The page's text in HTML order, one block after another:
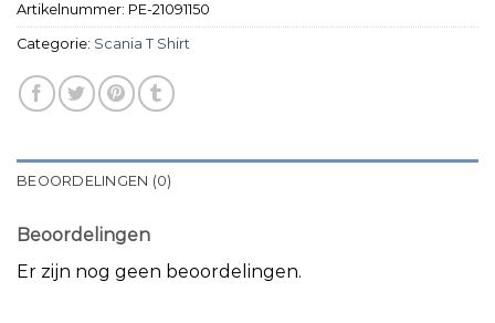
Artikelnummer: PE-21091150
Categorie: Scania T Shirt
BEOORDELINGEN (0)
Beoordelingen
Er zijn nog geen beoordelingen.